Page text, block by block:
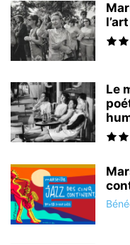
Le